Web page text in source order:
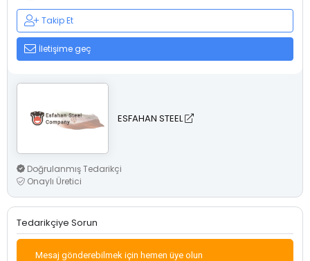
Takip Et
İletişime geç
ESFAHAN STEEL
Doğrulanmış Tedarikçi
Onaylı Üretici
Tedarikçiye Sorun
Mesaj gönderebilmek için hemen üye olun